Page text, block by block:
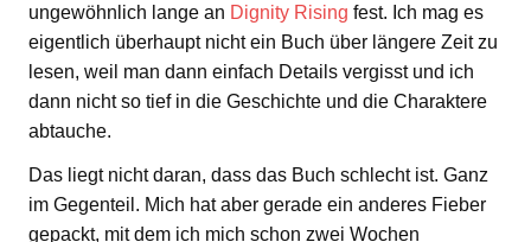
ungewöhnlich lange an Dignity Rising fest. Ich mag es
eigentlich überhaupt nicht ein Buch über längere Zeit zu
lesen, weil man dann einfach Details vergisst und ich
dann nicht so tief in die Geschichte und die Charaktere
abtauche.
Das liegt nicht daran, dass das Buch schlecht ist. Ganz
im Gegenteil. Mich hat aber gerade ein anderes Fieber
gepackt, mit dem ich mich schon zwei Wochen